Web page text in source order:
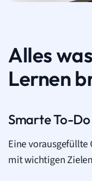
Alles
Lernen
Smarte To-
Eine vorausgefüllte
mit wichtigen